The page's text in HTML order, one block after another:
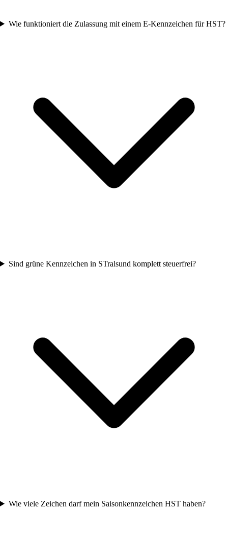
Wie funktioniert die Zulassung mit einem E-Kennzeichen für HST?
Sind grüne Kennzeichen in STralsund komplett steuerfrei?
Wie viele Zeichen darf mein Saisonkennzeichen HST haben?